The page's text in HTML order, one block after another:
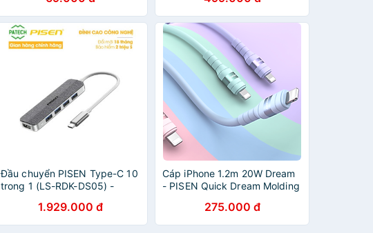
Đầu chuyển PISEN Type-C 10
trong 1 (LS-RDK-DS05) -
1.929.000 đ
Cáp iPhone 1.2m 20W Dream
- PISEN Quick Dream Molding
(DM-TC16) - Hàng Chính
Hãng
275.000 đ